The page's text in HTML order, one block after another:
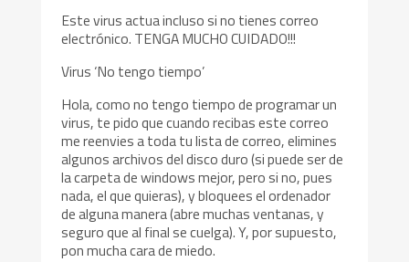
Este virus actua incluso si no tienes correo
electrónico. TENGA MUCHO CUIDADO!!!
Virus ‘No tengo tiempo’
Hola, como no tengo tiempo de programar un
virus, te pido que cuando recibas este correo
me reenvies a toda tu lista de correo, elimines
algunos archivos del disco duro (si puede ser de
la carpeta de windows mejor, pero si no, pues
nada, el que quieras), y bloquees el ordenador
de alguna manera (abre muchas ventanas, y
seguro que al final se cuelga). Y, por supuesto,
pon mucha cara de miedo.